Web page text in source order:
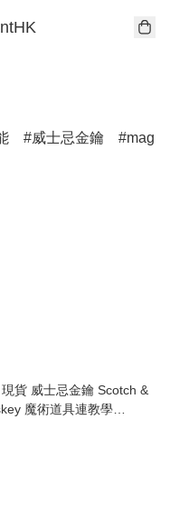
威士忌金鑰
貨 威士忌金鑰 Scotch &
魔術道具連教學